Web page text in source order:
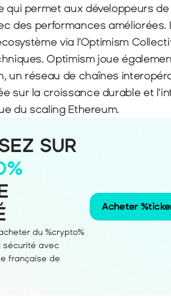
qui permet aux développeurs de
des performances améliorées.
via l’Optimism
Optimism joue
un réseau de chaînes
sur la croissance durable et
du scaling Ethereum.
SUR
du %crypto%
sécurité avec
française de
Acheter